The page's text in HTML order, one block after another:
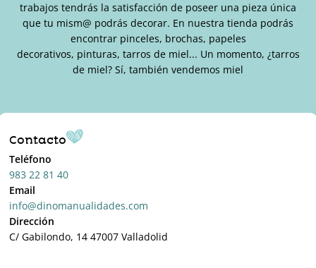
trabajos tendrás la satisfacción de poseer una pieza única
que tu mism@ podrás decorar. En nuestra tienda podrás
encontrar pinceles, brochas, papeles
decorativos, pinturas, tarros de miel... Un momento, ¿tarros
de miel? Sí, también vendemos miel
Contacto
Teléfono
983 22 81 40
Email
info@dinomanualidades.com
Dirección
C/ Gabilondo, 14 47007 Valladolid